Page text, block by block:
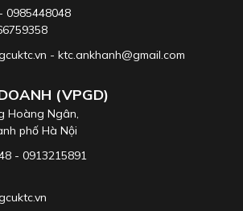
0985448048
- ktc.ankhanh@gmail.com
(VPGD)
Hoàng Ngân,
phố Hà Nội
- 0913215891